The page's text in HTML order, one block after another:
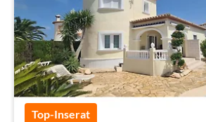
Top-Inserat